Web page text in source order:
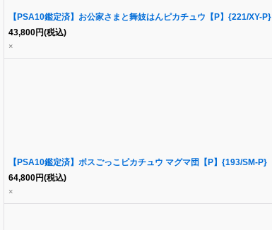
【PSA10鑑定済】お公家さまと舞妓はんピカチュウ【P】{221/XY-P}
43,800円(税込)
×
【PSA10鑑定済】ボスごっこピカチュウ マグマ団【P】{193/SM-P}
64,800円(税込)
×